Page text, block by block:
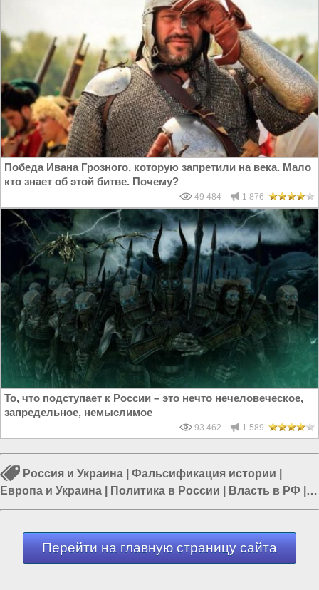
Победа Ивана Грозного, которую запретили на века. Мало
кто знает об этой битве. Почему?
49 484 1 876
То, что подступает к России – это нечто нечеловеческое,
запредельное, немыслимое
93 462 1 589
Россия и Украина Фальсификация истории
Европа и Украина
Политика в России Власть в РФ
Древние цивилизации|Русь
Перейти на главную страницу сайта